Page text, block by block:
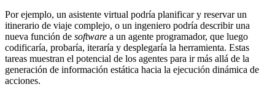
Por ejemplo, un asistente virtual podría planificar y reservar un
itinerario de viaje complejo, o un ingeniero podría describir una
nueva función de software a un agente programador, que luego
codificaría, probaría, iteraría y desplegaría la herramienta. Estas
tareas muestran el potencial de los agentes para ir más allá de la
generación de información estática hacia la ejecución dinámica de
acciones.